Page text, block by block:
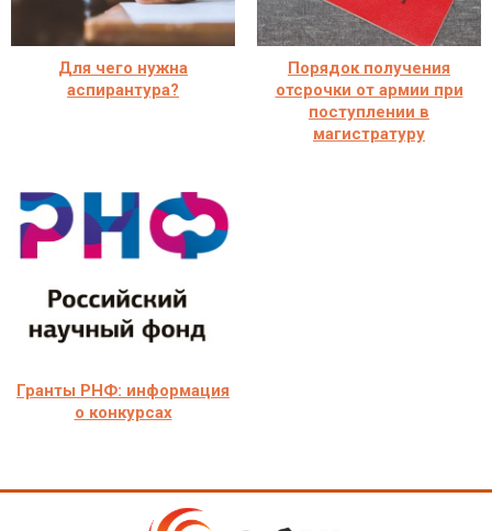
Для чего нужна
аспирантура?
Порядок получения
отсрочки от армии при
поступлении в
магистратуру
Гранты РНФ: информация
о конкурсах